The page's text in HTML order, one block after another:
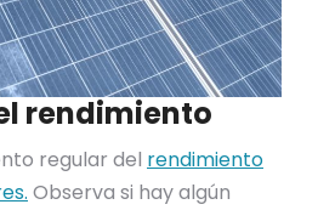
rendimiento
regular del rendimiento
Observa si hay algún